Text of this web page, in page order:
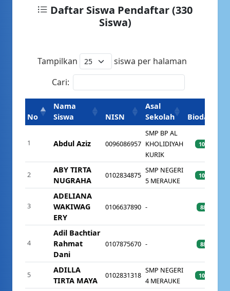
Daftar Siswa Pendaftar (330
Siswa)
Tampilkan
siswa per halaman
Cari:
No
Nama
Siswa
NISN
Asal
Sekolah
Biodata
1 Abdul Aziz 0096086957
SMP BP AL
KHOLIDIYAH
KURIK
100%
2
ABY TIRTA
NUGRAHA
0102834875
SMP NEGERI
5 MERAUKE
100%
3
ADELIANA
WAKIWAG
ERY
0106637890 - 88%
4
Adil Bachtiar
Rahmat
Dani
0107875670 - 88%
5
ADILLA
TIRTA MAYA
0102831318
SMP NEGERI
4 MERAUKE
100%